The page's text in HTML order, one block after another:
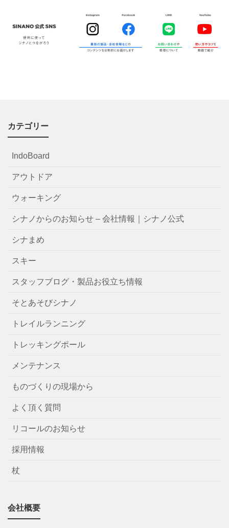
カテゴリー
IndoBoard
アウトドア
ウォーキング
シナノからのお知らせ – 会社情報｜シナノ公式
シナまめ
スキー
スタッフブログ・製品お役立ち情報
そとあそびシナノ
トレイルランニング
トレッキングポール
メンテナンス
ものづくりの現場から
よく頂く質問
リコールのお知らせ
採用情報
杖
会社概要